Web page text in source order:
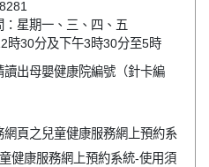
：星期一、三、四、五
時30分及下午3時30分至5時
讀出母嬰健康院編號（針卡編
網頁之兒童健康服務網上預約系
健康服務網上預約系統-使用須